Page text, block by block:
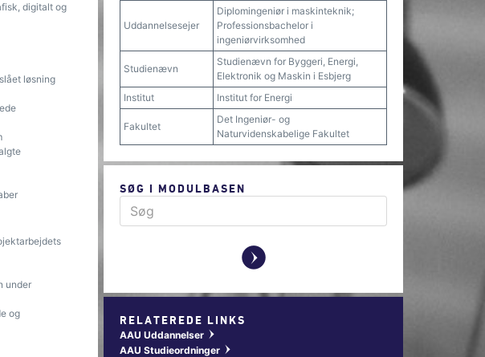
digitalt og
løsning
under
og
Uddannelsesejer
Diplomingeniør i maskinteknik;
Professionsbachelor i
ingeniørvirksomhed
Studienævn
Studienævn for Byggeri, Energi,
Elektronik og Maskin i Esbjerg
Institut
Institut for Energi
Fakultet
Det Ingeniør- og
Naturvidenskabelige Fakultet
SØG I MODULBASEN
y
RELATEREDE LINKS
AAU Uddannelser w
AAU Studieordninger w